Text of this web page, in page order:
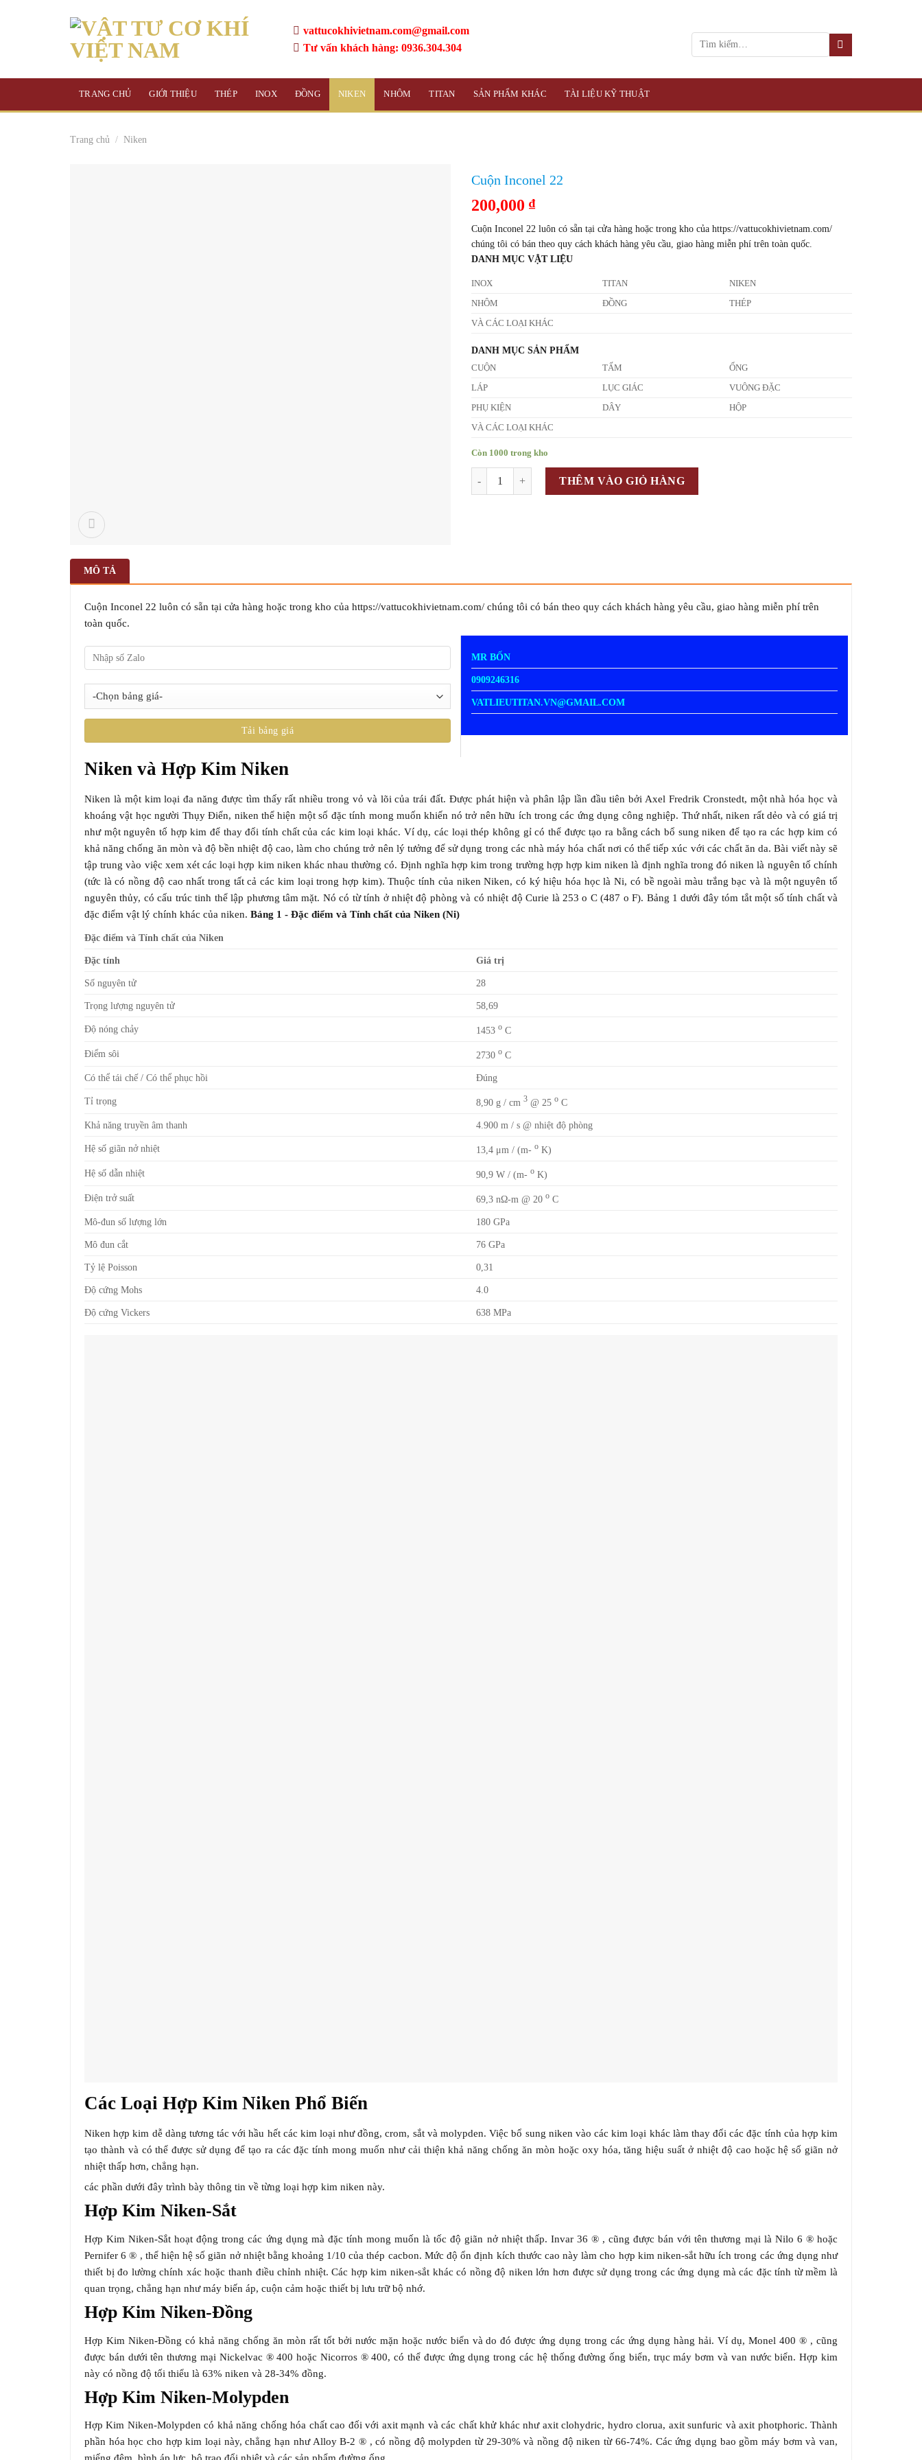
vattucokhivietnam.com@gmail.com
Tư vấn khách hàng: 0936.304.304
TRANG CHỦ GIỚI THIỆU THÉP INOX ĐỒNG NIKEN NHÔM TITAN SẢN PHẨM KHÁC TÀI LIỆU KỸ THUẬT
Trang chủ / Niken
Cuộn Inconel 22
200,000 ₫
Cuộn Inconel 22 luôn có sẵn tại cửa hàng hoặc trong kho của https://vattucokhivietnam.com/
chúng tôi có bán theo quy cách khách hàng yêu cầu, giao hàng miễn phí trên toàn quốc.
DANH MỤC VẬT LIỆU
INOX TITAN NIKEN
NHÔM ĐỒNG THÉP
VÀ CÁC LOẠI KHÁC
DANH MỤC SẢN PHẨM
CUỘN TẤM ỐNG
LÁP LỤC GIÁC VUÔNG ĐẶC
PHỤ KIỆN DÂY HỘP
VÀ CÁC LOẠI KHÁC
Còn 1000 trong kho
THÊM VÀO GIỎ HÀNG
MÔ TẢ
Cuộn Inconel 22 luôn có sẵn tại cửa hàng hoặc trong kho của https://vattucokhivietnam.com/ chúng tôi có bán theo quy cách khách hàng yêu cầu, giao hàng miễn phí trên
toàn quốc.
MR BỐN
0909246316
VATLIEUTITAN.VN@GMAIL.COM
Niken và Hợp Kim Niken
Niken là một kim loại đa năng được tìm thấy rất nhiều trong vỏ và lõi của trái đất. Được phát hiện và phân lập lần đầu tiên bởi Axel Fredrik Cronstedt, một nhà hóa học và
khoáng vật học người Thụy Điển, niken thể hiện một số đặc tính mong muốn khiến nó trở nên hữu ích trong các ứng dụng công nghiệp. Thứ nhất, niken rất dẻo và có giá trị
như một nguyên tố hợp kim để thay đổi tính chất của các kim loại khác. Ví dụ, các loại thép không gỉ có thể được tạo ra bằng cách bổ sung niken để tạo ra các hợp kim có
khả năng chống ăn mòn và độ bền nhiệt độ cao, làm cho chúng trở nên lý tưởng để sử dụng trong các nhà máy hóa chất nơi có thể tiếp xúc với các chất ăn da. Bài viết này sẽ
tập trung vào việc xem xét các loại hợp kim niken khác nhau thường có. Định nghĩa hợp kim trong trường hợp hợp kim niken là định nghĩa trong đó niken là nguyên tố chính
(tức là có nồng độ cao nhất trong tất cả các kim loại trong hợp kim). Thuộc tính của niken Niken, có ký hiệu hóa học là Ni, có bề ngoài màu trắng bạc và là một nguyên tố
nguyên thủy, có cấu trúc tinh thể lập phương tâm mặt. Nó có từ tính ở nhiệt độ phòng và có nhiệt độ Curie là 253 o C (487 o F). Bảng 1 dưới đây tóm tắt một số tính chất và
đặc điểm vật lý chính khác của niken. Bảng 1 - Đặc điểm và Tính chất của Niken (Ni)
Đặc điểm và Tính chất của Niken
Đặc tính Giá trị
Số nguyên tử 28
Trọng lượng nguyên tử 58,69
Độ nóng chảy 1453o C
Điểm sôi 2730o C
Có thể tái chế / Có thể phục hồi Đúng
Tỉ trọng 8,90 g / cm3 @ 25o C
Khả năng truyền âm thanh 4.900 m / s @ nhiệt độ phòng
Hệ số giãn nở nhiệt 13,4 μm / (m-o K)
Hệ số dẫn nhiệt 90,9 W / (m-o K)
Điện trở suất 69,3 nΩ-m @ 20o C
Mô-đun số lượng lớn 180 GPa
Mô đun cắt 76 GPa
Tỷ lệ Poisson 0,31
Độ cứng Mohs 4.0
Độ cứng Vickers 638 MPa
Các Loại Hợp Kim Niken Phổ Biến
Niken hợp kim dễ dàng tương tác với hầu hết các kim loại như đồng, crom, sắt và molypden. Việc bổ sung niken vào các kim loại khác làm thay đổi các đặc tính của hợp kim
tạo thành và có thể được sử dụng để tạo ra các đặc tính mong muốn như cải thiện khả năng chống ăn mòn hoặc oxy hóa, tăng hiệu suất ở nhiệt độ cao hoặc hệ số giãn nở
nhiệt thấp hơn, chẳng hạn.
các phần dưới đây trình bày thông tin về từng loại hợp kim niken này.
Hợp Kim Niken-Sắt
Hợp Kim Niken-Sắt hoạt động trong các ứng dụng mà đặc tính mong muốn là tốc độ giãn nở nhiệt thấp. Invar 36 ® , cũng được bán với tên thương mại là Nilo 6 ® hoặc
Pernifer 6 ® , thể hiện hệ số giãn nở nhiệt bằng khoảng 1/10 của thép cacbon. Mức độ ổn định kích thước cao này làm cho hợp kim niken-sắt hữu ích trong các ứng dụng như
thiết bị đo lường chính xác hoặc thanh điều chỉnh nhiệt. Các hợp kim niken-sắt khác có nồng độ niken lớn hơn được sử dụng trong các ứng dụng mà các đặc tính từ mềm là
quan trọng, chẳng hạn như máy biến áp, cuộn cảm hoặc thiết bị lưu trữ bộ nhớ.
Hợp Kim Niken-Đồng
Hợp Kim Niken-Đồng có khả năng chống ăn mòn rất tốt bởi nước mặn hoặc nước biển và do đó được ứng dụng trong các ứng dụng hàng hải. Ví dụ, Monel 400 ® , cũng
được bán dưới tên thương mại Nickelvac ® 400 hoặc Nicorros ® 400, có thể được ứng dụng trong các hệ thống đường ống biển, trục máy bơm và van nước biển. Hợp kim
này có nồng độ tối thiểu là 63% niken và 28-34% đồng.
Hợp Kim Niken-Molypden
Hợp Kim Niken-Molypden có khả năng chống hóa chất cao đối với axit mạnh và các chất khử khác như axit clohydric, hydro clorua, axit sunfuric và axit photphoric. Thành
phần hóa học cho hợp kim loại này, chẳng hạn như Alloy B-2 ® , có nồng độ molypden từ 29-30% và nồng độ niken từ 66-74%. Các ứng dụng bao gồm máy bơm và van,